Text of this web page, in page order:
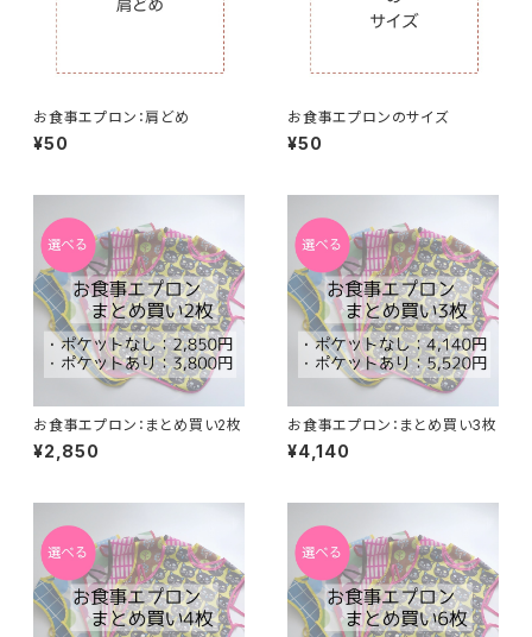
お食事エプロン：肩どめ
¥50
お食事エプロンのサイズ
¥50
お食事エプロン：まとめ買い2枚
¥2,850
お食事エプロン：まとめ買い3枚
¥4,140